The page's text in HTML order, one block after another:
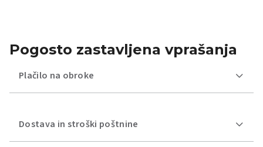
Pogosto zastavljena vprašanja
Plačilo na obroke
Dostava in stroški poštnine